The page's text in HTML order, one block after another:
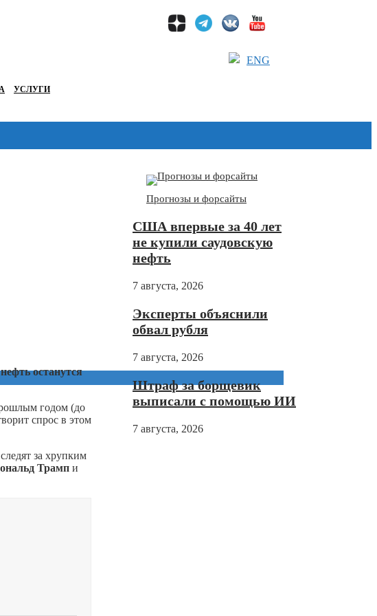
ENG
УСЛУГИ
останутся
годом (до
спрос в этом
за хрупким
Трамп и
Прогнозы и форсайты
США впервые за 40 лет
не купили саудовскую
нефть
7 августа, 2026
Эксперты объяснили
обвал рубля
7 августа, 2026
Штраф за борщевик
выписали с помощью ИИ
7 августа, 2026